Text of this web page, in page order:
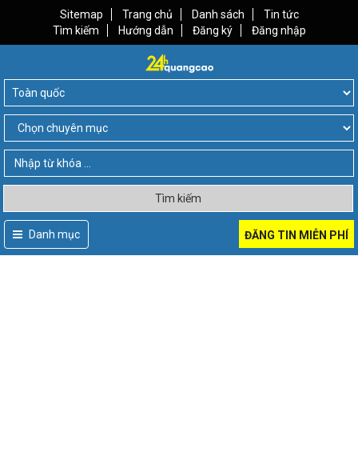
Sitemap Trang chủ Danh sách
Tin tức
Tìm kiếm
Hướng dẫn Đăng ký Đăng nhập
Tìm kiếm
Danh mục ĐĂNG TIN MIỄN PHÍ